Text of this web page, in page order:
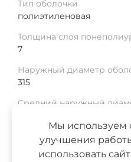
Тип оболочки
полиэтиленовая
Толщина слоя
7
Наружный диаметр
315
Средний наружный
Среднее отклонение, мм
Мы используем
улучшения
использовать